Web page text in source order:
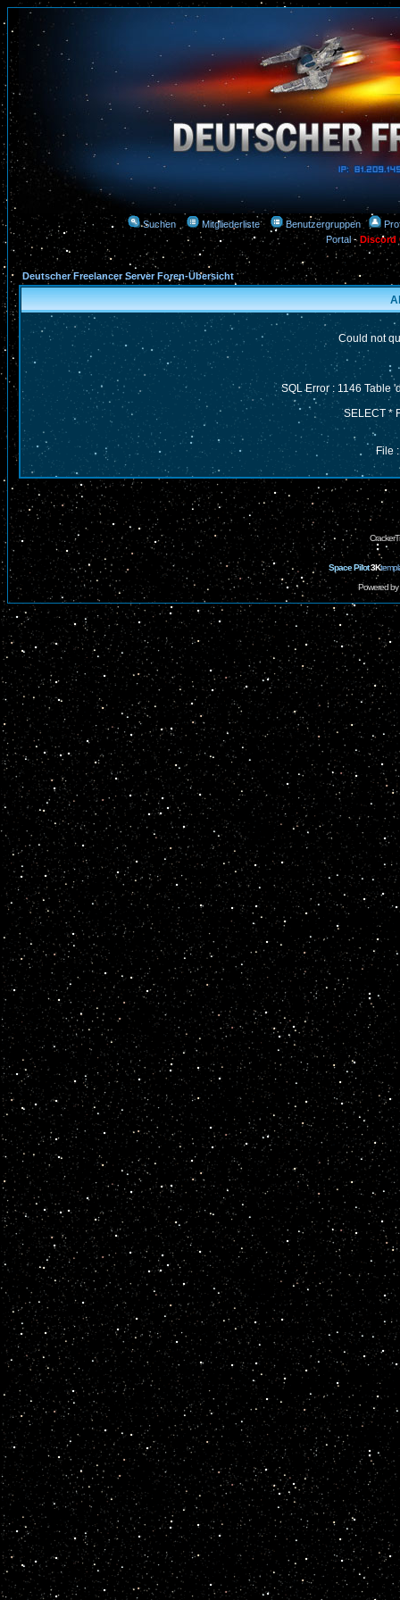
Suchen Mitgliederliste Benutzergruppen
Portal-Discord
Deutscher Freelancer Server Foren-Übersicht
Could not
SQL Error : 1146 Table
SELECT *
File
Space Pilot3K
Powered by